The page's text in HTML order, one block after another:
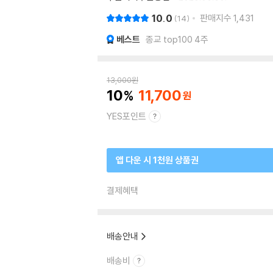
10.0 14 판매지수 1,431
베스트 종교 top100 4주
13,000원
10 11,700
YES포인트
앱 다운 시 1천원 상품권
결제혜택
배송안내
배송비